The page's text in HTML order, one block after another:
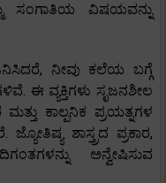
ಸಂಗಾತಿಯ ವಿಷಯವನ್ನು
ನೀವು ಕಲೆಯ ಬಗ್ಗೆ
ಈ ವ್ಯಕ್ತಿಗಳು ಸೃಜನಶೀಲ
ಮತ್ತು ಕಾಲ್ಪನಿಕ ಪ್ರಯತ್ನಗಳ
ಶಾಸ್ತ್ರದ ಪ್ರಕಾರ,
ಅನ್ವೇಷಿಸುವ